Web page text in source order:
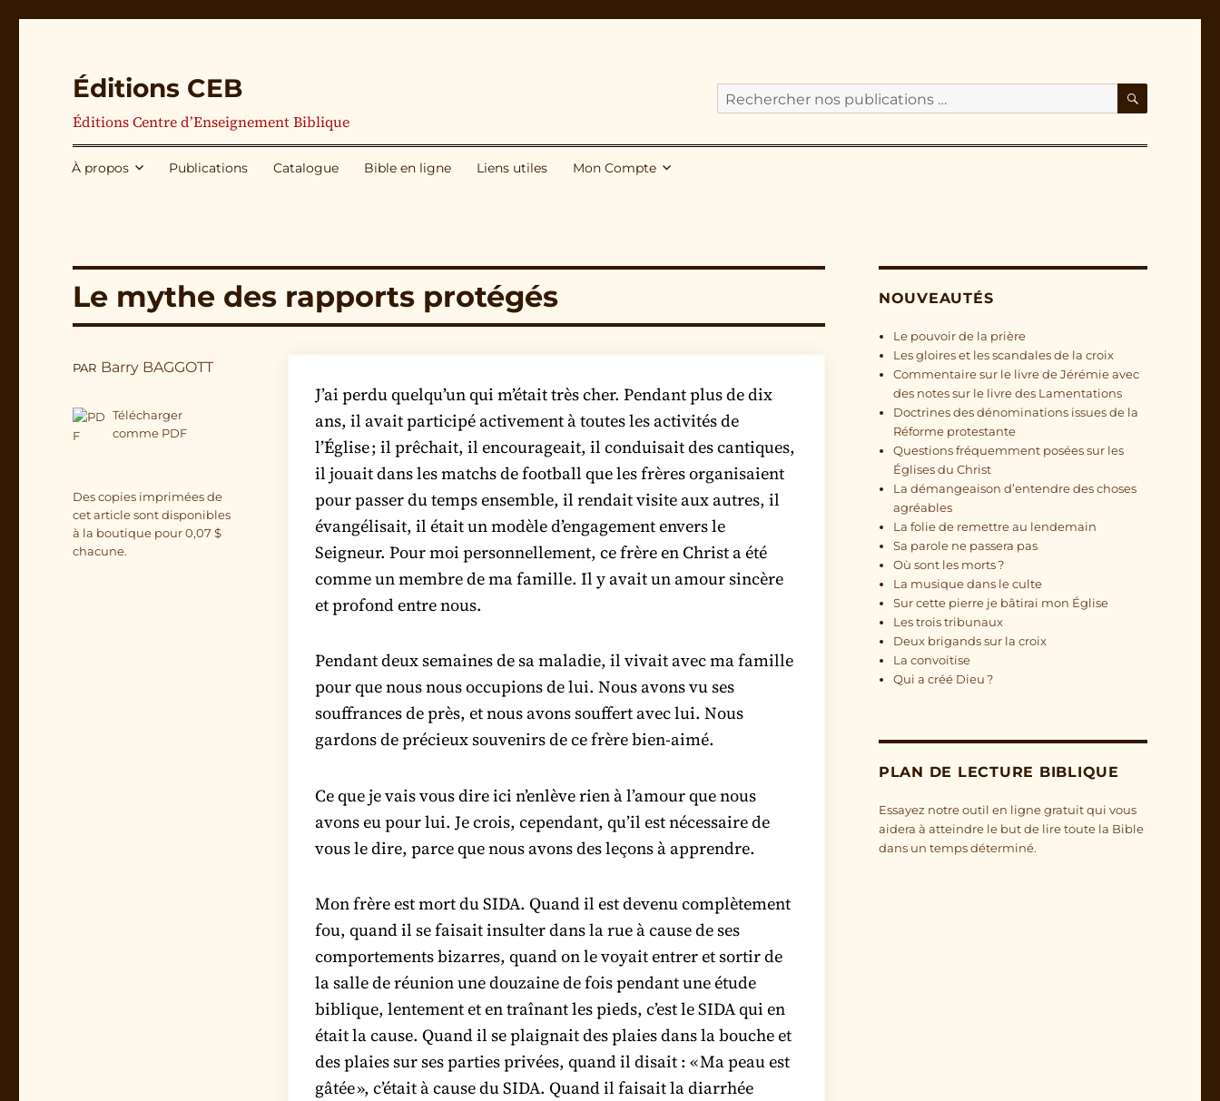
Éditions CEB
Éditions Centre d’Enseignement Biblique
Cherchez
publications
À propos Publications Catalogue Bible en ligne Liens utiles Mon Compte
Le mythe des rapports protégés
J’ai perdu quelqu’un qui m’était très cher. Pendant plus de dix
ans, il avait participé activement à toutes les activités de
l’Église ; il prêchait, il encourageait, il conduisait des cantiques,
il jouait dans les matchs de football que les frères organisaient
pour passer du temps ensemble, il rendait visite aux autres, il
évangélisait, il était un modèle d’engagement envers le
Seigneur. Pour moi personnellement, ce frère en Christ a été
comme un membre de ma famille. Il y avait un amour sincère
et profond entre nous.
Pendant deux semaines de sa maladie, il vivait avec ma famille
pour que nous nous occupions de lui. Nous avons vu ses
souffrances de près, et nous avons souffert avec lui. Nous
gardons de précieux souvenirs de ce frère bien-aimé.
Ce que je vais vous dire ici n’enlève rien à l’amour que nous
avons eu pour lui. Je crois, cependant, qu’il est nécessaire de
vous le dire, parce que nous avons des leçons à apprendre.
Mon frère est mort du SIDA. Quand il est devenu complètement
fou, quand il se faisait insulter dans la rue à cause de ses
comportements bizarres, quand on le voyait entrer et sortir de
la salle de réunion une douzaine de fois pendant une étude
biblique, lentement et en traînant les pieds, c’est le SIDA qui en
était la cause. Quand il se plaignait des plaies dans la bouche et
des plaies sur ses parties privées, quand il disait : « Ma peau est
gâtée », c’était à cause du SIDA. Quand il faisait la diarrhée
PAR Barry BAGGOTT
Télécharger
comme PDF
Des copies imprimées de
cet article sont disponibles
à la boutique pour0,07$
chacune.
NOUVEAUTÉS
Le pouvoir de la prière
Les gloires et les scandales de la croix
Commentaire sur le livre de Jérémie avec
des notes sur le livre des Lamentations
Doctrines des dénominations issues de la
Réforme protestante
Questions fréquemment posées sur les
Églises du Christ
La démangeaison d’entendre des choses
agréables
La folie de remettre au lendemain
Sa parole ne passera pas
Où sont les morts ?
La musique dans le culte
Sur cette pierre je bâtirai mon Église
Les trois tribunaux
Deux brigands sur la croix
La convoitise
Qui a créé Dieu ?
PLAN DE LECTURE BIBLIQUE
Essayez notre outil en ligne gratuit qui vous
aidera à atteindre le but de lire toute la Bible
dans un temps déterminé.